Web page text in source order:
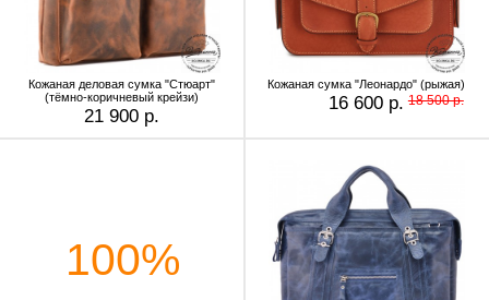
Кожаная деловая сумка "Стюарт"
(тёмно-коричневый крейзи)
21 900 р.
Кожаная сумка "Леонардо" (рыжая)
16 600 р. 18 500 р.
100%